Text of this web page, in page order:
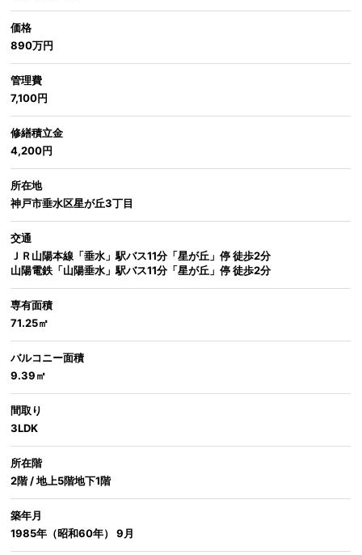
価格
890万円
管理費
7,100円
修繕積立金
4,200円
所在地
神戸市垂水区星が丘3丁目
交通
ＪＲ山陽本線「垂水」駅バス11分「星が丘」停 徒歩2分
山陽電鉄「山陽垂水」駅バス11分「星が丘」停 徒歩2分
専有面積
71.25㎡
バルコニー面積
9.39㎡
間取り
3LDK
所在階
2階 / 地上5階地下1階
築年月
1985年（昭和60年） 9月